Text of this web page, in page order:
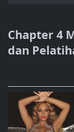
Chapter 4
dan